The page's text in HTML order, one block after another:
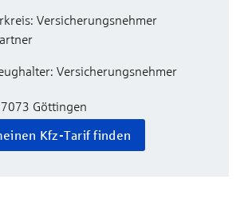
Versicherungsnehmer
Versicherungsnehmer
Göttingen
Kfz-Tarif finden